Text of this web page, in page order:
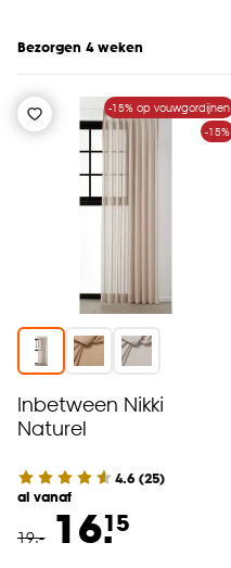
Bezorgen 4 weken
-15% op vouwgordijnen
-15%
Inbetween Nikki
Naturel
4.6 (25)
al vanaf
19.- 16.15